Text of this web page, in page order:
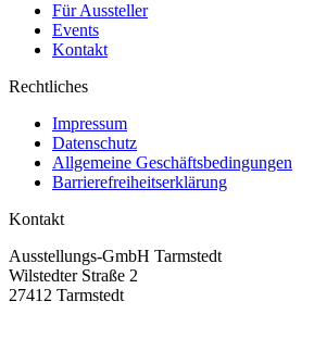
Für Aussteller
Events
Kontakt
Rechtliches
Impressum
Datenschutz
Allgemeine Geschäftsbedingungen
Barrierefreiheitserklärung
Kontakt
Ausstellungs-GmbH Tarmstedt
Wilstedter Straße 2
27412 Tarmstedt